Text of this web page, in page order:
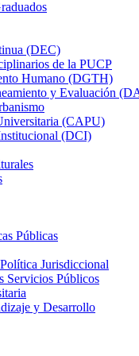
(DEC)
de la PUCP
Humano (DGTH)
y Evaluación
(CAPU)
(DCI)
Públicas
Jurisdiccional
Servicios Públicos
y Desarrollo